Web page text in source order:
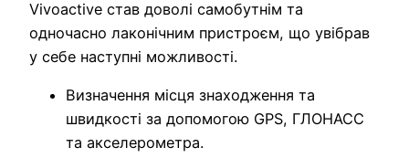
Vivoactive став доволі самобутнім та
одночасно лаконічним пристроєм, що увібрав
у себе наступні можливості.
Визначення місця знаходження та
швидкості за допомогою GPS, ГЛОНАСС
та акселерометра.